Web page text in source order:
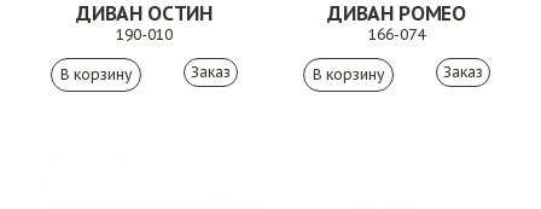
ДИВАН ОСТИН
190-010
Заказ
ДИВАН РОМЕО
166-074
Заказ